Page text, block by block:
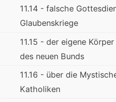
11.14 - falsche
Glaubenskriege
11.15 - der eigene
des neuen Bunds
11.16 - über die
Katholiken